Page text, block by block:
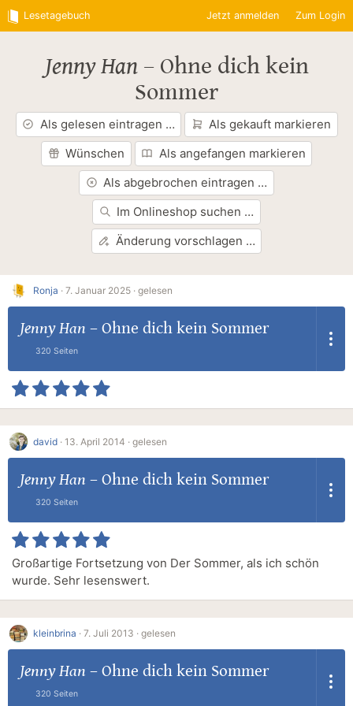
Lesetagebuch Jetzt anmelden Zum Login
Jenny Han– Ohne dich kein
Sommer
Als gelesen eintragen …
Als gekauft markieren
Wünschen
Als angefangen markieren
Als abgebrochen eintragen …
Im Onlineshop suchen …
Änderung vorschlagen …
Ronja · 7. Januar 2025 · gelesen
Jenny Han – Ohne dich kein Sommer
320 Seiten
david · 13. April 2014 · gelesen
Jenny Han – Ohne dich kein Sommer
320 Seiten
Großartige Fortsetzung von Der Sommer, als ich schön
wurde. Sehr lesenswert.
kleinbrina · 7. Juli 2013 · gelesen
Jenny Han – Ohne dich kein Sommer
320 Seiten